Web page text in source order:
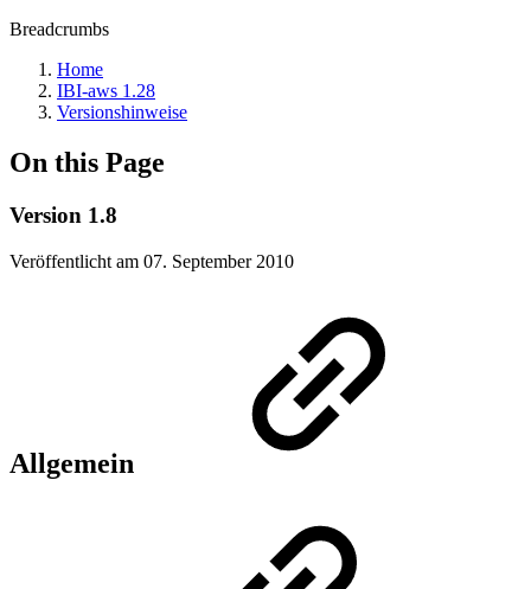
Breadcrumbs
Home
IBI-aws 1.28
Versionshinweise
On this Page
Version 1.8
Veröffentlicht am 07. September 2010
Allgemein